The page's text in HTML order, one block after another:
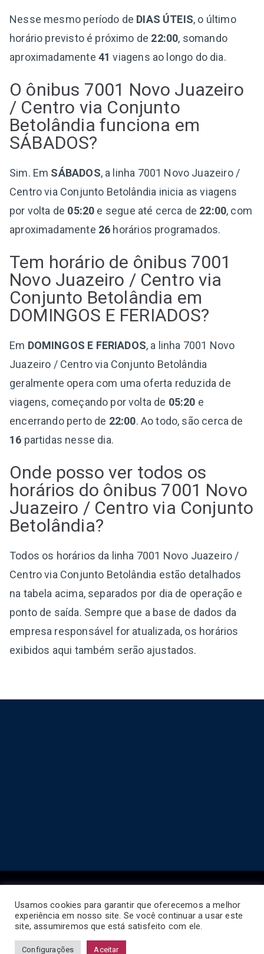
Nesse mesmo período de DIAS ÚTEIS, o último
horário previsto é próximo de 22:00, somando
aproximadamente 41 viagens ao longo do dia.
O ônibus 7001 Novo Juazeiro
/ Centro via Conjunto
Betolândia funciona em
SÁBADOS?
Sim. Em SÁBADOS, a linha 7001 Novo Juazeiro /
Centro via Conjunto Betolândia inicia as viagens
por volta de 05:20 e segue até cerca de 22:00, com
aproximadamente 26 horários programados.
Tem horário de ônibus 7001
Novo Juazeiro / Centro via
Conjunto Betolândia em
DOMINGOS E FERIADOS?
Em DOMINGOS E FERIADOS, a linha 7001 Novo
Juazeiro / Centro via Conjunto Betolândia
geralmente opera com uma oferta reduzida de
viagens, começando por volta de 05:20 e
encerrando perto de 22:00. Ao todo, são cerca de
16 partidas nesse dia.
Onde posso ver todos os
horários do ônibus 7001 Novo
Juazeiro / Centro via Conjunto
Betolândia?
Todos os horários da linha 7001 Novo Juazeiro /
Centro via Conjunto Betolândia estão detalhados
na tabela acima, separados por dia de operação e
ponto de saída. Sempre que a base de dados da
empresa responsável for atualizada, os horários
exibidos aqui também serão ajustados.
Copyright © 2026 Horário de Ônibus BR
Usamos cookies para garantir que oferecemos a melhor
experiência em nosso site. Se você continuar a usar este
site, assumiremos que está satisfeito com ele.
Configurações Aceitar